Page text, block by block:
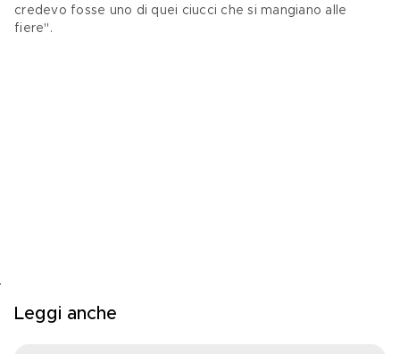
credevo fosse uno di quei ciucci che si mangiano alle
fiere".
Leggi anche